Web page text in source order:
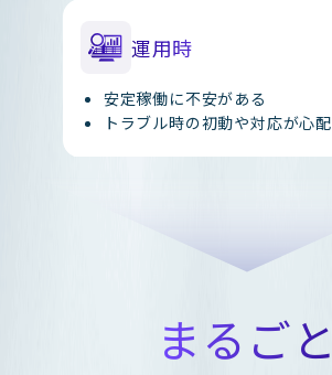
運用時
安定稼働に不安がある
トラブル時の初動や対応が心配
まるごと